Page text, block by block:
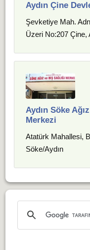
Aydın Çine
Şevketiye Mah.
Üzeri No:207 Çine,
Aydın Söke
Merkezi
Atatürk Mahallesi,
Söke/Aydın